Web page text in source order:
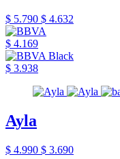
$ 5.790 $ 4.632
$ 4.169
$ 3.938
Ayla
$ 4.990 $ 3.690